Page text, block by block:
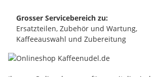
Grosser Servicebereich zu:
Ersatzteilen, Zubehör und Wartung,
Kaffeeauswahl und Zubereitung